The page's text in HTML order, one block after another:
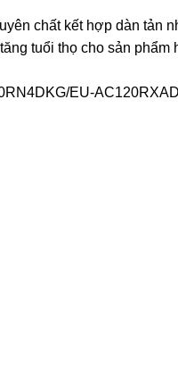
chất kết hợp dàn tản
tuổi thọ cho sản
EU-